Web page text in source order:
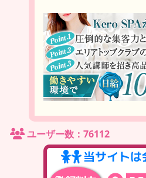
ユーザー数：76112